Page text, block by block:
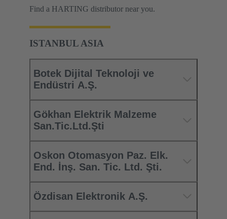
Find a HARTING distributor near you.
ISTANBUL ASIA
Botek Dijital Teknoloji ve
Endüstri A.Ş.
Gökhan Elektrik Malzeme
San.Tic.Ltd.Şti
Oskon Otomasyon Paz. Elk.
End. İnş. San. Tic. Ltd. Şti.
Özdisan Elektronik A.Ş.